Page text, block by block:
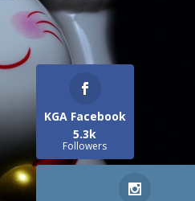
KGA Facebook
5.3k
Followers